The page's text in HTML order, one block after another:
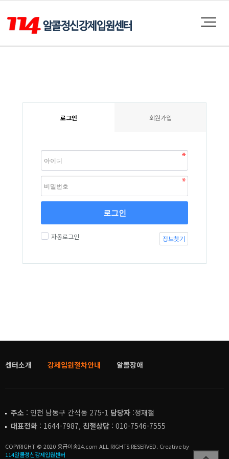
로그인 회원가입
로그인
자동로그인 정보찾기
센터소개 강제입원절차안내 알콜장애
주소 : 인천 남동구 간석동 275-1 담당자 :정재철
대표전화 : 1644-7987, 친절상담 : 010-7546-7555
COPYRIGHT © 2020 응급이송24.com ALL RIGHTS RESERVED. Creative by
114알콜정신강제입원센터